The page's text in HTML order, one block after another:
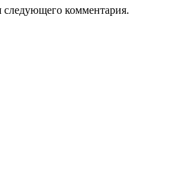
следующего комментария.